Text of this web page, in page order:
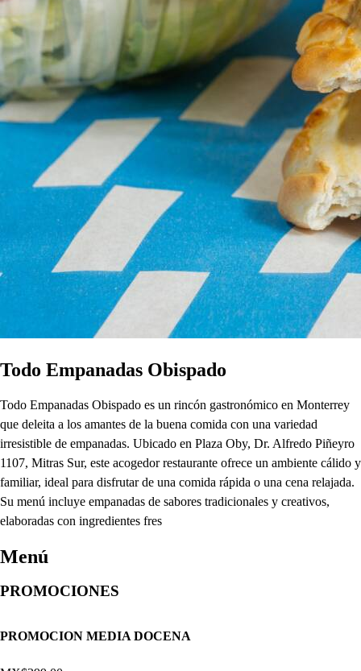
Todo Empanadas Obispado
Todo Empanadas Obispado es un rincón gastronómico en Monterrey
que deleita a los amantes de la buena comida con una variedad
irresistible de empanadas. Ubicado en Plaza Oby, Dr. Alfredo Piñeyro
1107, Mitras Sur, este acogedor restaurante ofrece un ambiente cálido y
familiar, ideal para disfrutar de una comida rápida o una cena relajada.
Su menú incluye empanadas de sabores tradicionales y creativos,
elaboradas con ingredientes fres
Menú
PROMOCIONES
PROMOCION MEDIA DOCENA